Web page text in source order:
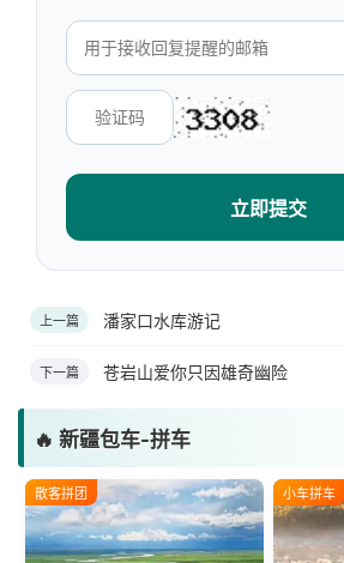
立即提交
上一篇 潘家口水库游记
下一篇 苍岩山爱你只因雄奇幽险
🔥 新疆包车-拼车
散客拼团 小车拼车